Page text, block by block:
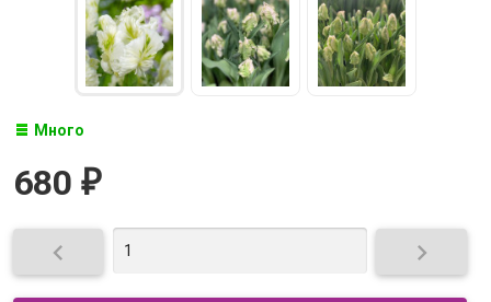
Много
680 ₽
 